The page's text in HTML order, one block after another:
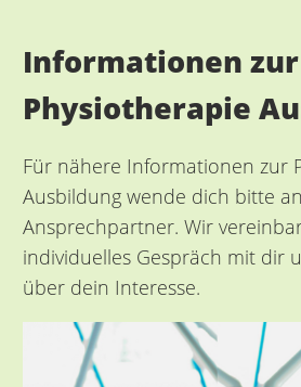
Informationen zur
Physiotherapie
Für nähere Informationen zur
Ausbildung wende dich bitte
Ansprechpartner. Wir
individuelles Gespräch mit dir
über dein Interesse.